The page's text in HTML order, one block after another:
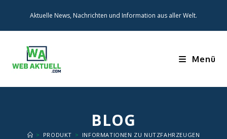
springen
Aktuelle News, Nachrichten und Information aus aller Welt.
Menü
BLOG
> PRODUKT > INFORMATIONEN ZU NUTZFAHRZEUGEN